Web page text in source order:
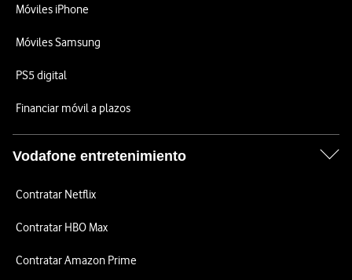
Móviles iPhone
Móviles Samsung
PS5 digital
Financiar móvil a plazos
Vodafone entretenimiento
Contratar Netflix
Contratar HBO Max
Contratar Amazon Prime